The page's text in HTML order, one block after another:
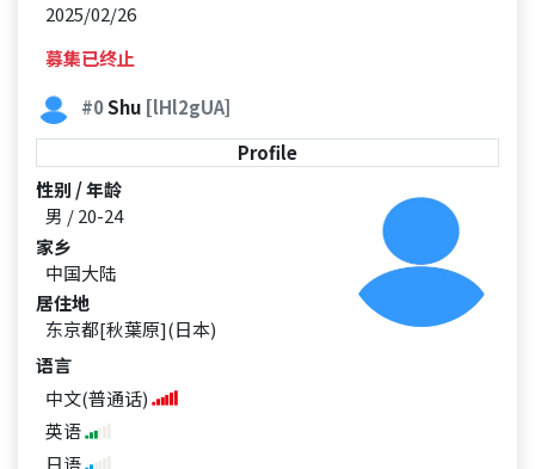
2025/02/26
募集已终止
#0Shu [lHl2gUA]
Profile
性别 / 年龄
男 / 20-24
家乡
中国大陆
居住地
东京都[秋葉原](日本)
语言
中文(普通话)
英语
日语